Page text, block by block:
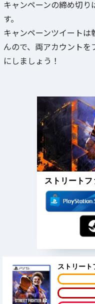
キャンペーンの締め切り
す。
キャンペーンツイート
んので、両アカウント
にしましょう！
ストリート
ストリー